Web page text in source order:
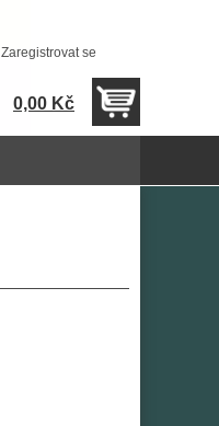
Zaregistrovat se
0,00 Kč